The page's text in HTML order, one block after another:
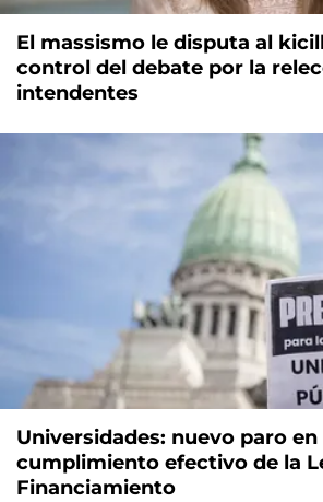
El massismo le disputa al
control del debate por la
intendentes
Universidades: nuevo paro
cumplimiento efectivo de la
Financiamiento